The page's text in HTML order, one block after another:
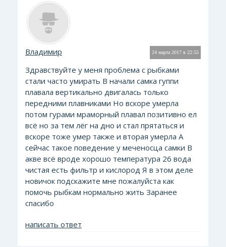
24 марта 2017 в 22:55
Владимир
Здравствуйте у меня проблема с рыбками
стали часто умирать В начали самка гуппи
плавала вертикально двигалась только
передними плавниками Но вскоре умерла
потом гурами мраморный плавал позитивно ел
всё но за тем лёг на дно и стал прятаться и
вскоре тоже умер также и вторая умерла А
сейчас такое поведение у меченосца самки В
акве всё вроде хорошо температура 26 вода
чистая есть фильтр и кислород Я в этом деле
новичок подскажите мне пожалуйста как
помочь рыбкам нормально жить Заранее
спасибо
написать ответ